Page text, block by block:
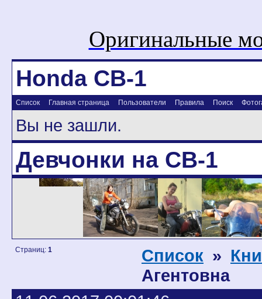
Оригинальные
Honda CB-1
Список Главная страница Пользователи Правила Поиск
Вы не зашли.
Девчонки на CB-1
Страниц: 1 Список »
Агентовна